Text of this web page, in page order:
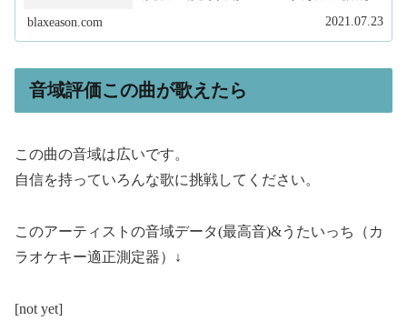
blaxeason.com 2021.07.23
音域評価この曲が歌えたら
この曲の音域は広いです。
自信を持っていろんな歌に挑戦してください。
このアーティストの音域データ(最高音)&うたいっち（カ
ラオケキー適正測定器）↓
[not yet]